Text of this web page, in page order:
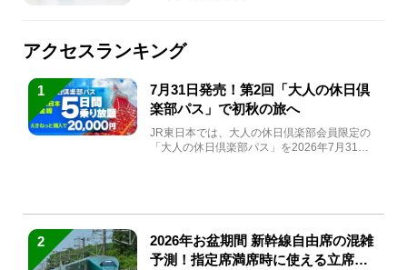
アクセスランキング
1
7月31日発売！第2回「大人の休日倶
楽部パス」で初秋の旅へ
JR東日本では、大人の休日倶楽部会員限定の
「大人の休日倶楽部パス」を2026年7月31日
2
2026年お盆期間 新幹線自由席の混雑
予測！指定席満席時に使える立席特